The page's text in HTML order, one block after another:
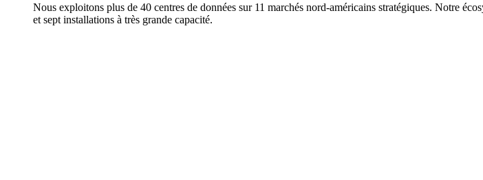
Nous exploitons plus de 40 centres de données sur 11 marchés nord-américains stratégiques. Notre
et sept installations à très grande capacité.